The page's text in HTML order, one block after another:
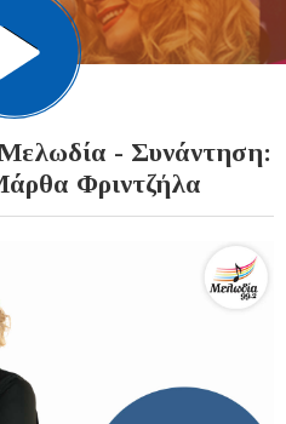
- Συνάντηση:
Φριντζήλα